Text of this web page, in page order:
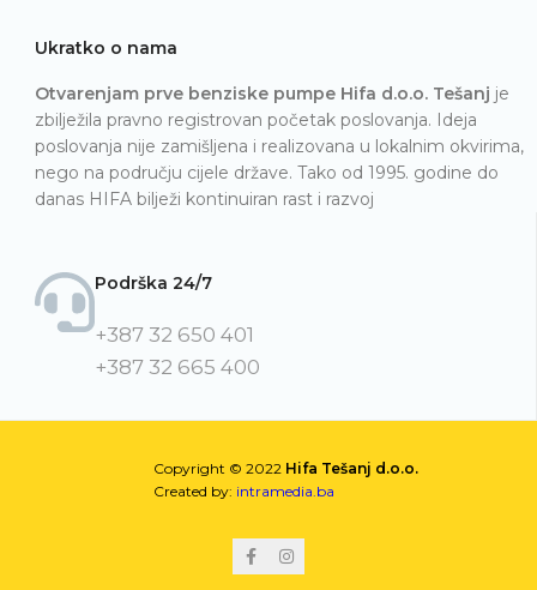
Podrška 24/7
+387 32 650 401
+387 32 665 400
Ukratko o nama
Otvarenjam prve benziske pumpe Hifa d.o.o. Tešanj je
zbilježila pravno registrovan početak poslovanja. Ideja
poslovanja nije zamišljena i realizovana u lokalnim okvirima,
nego na području cijele države. Tako od 1995. godine do
danas HIFA bilježi kontinuiran rast i razvoj
Copyright © 2022 Hifa Tešanj d.o.o.
Created by: intramedia.ba